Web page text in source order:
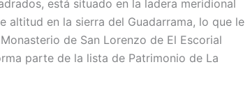
está situado en la ladera meridional
altitud en la sierra del Guadarrama, lo que le
de San Lorenzo de El Escorial
parte de la lista de Patrimonio de La